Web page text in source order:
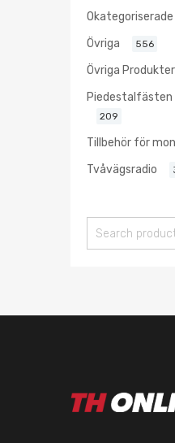
Okategoriserade
Övriga 556
Övriga Produkter
209
Tillbehör för
Tvåvägsradio